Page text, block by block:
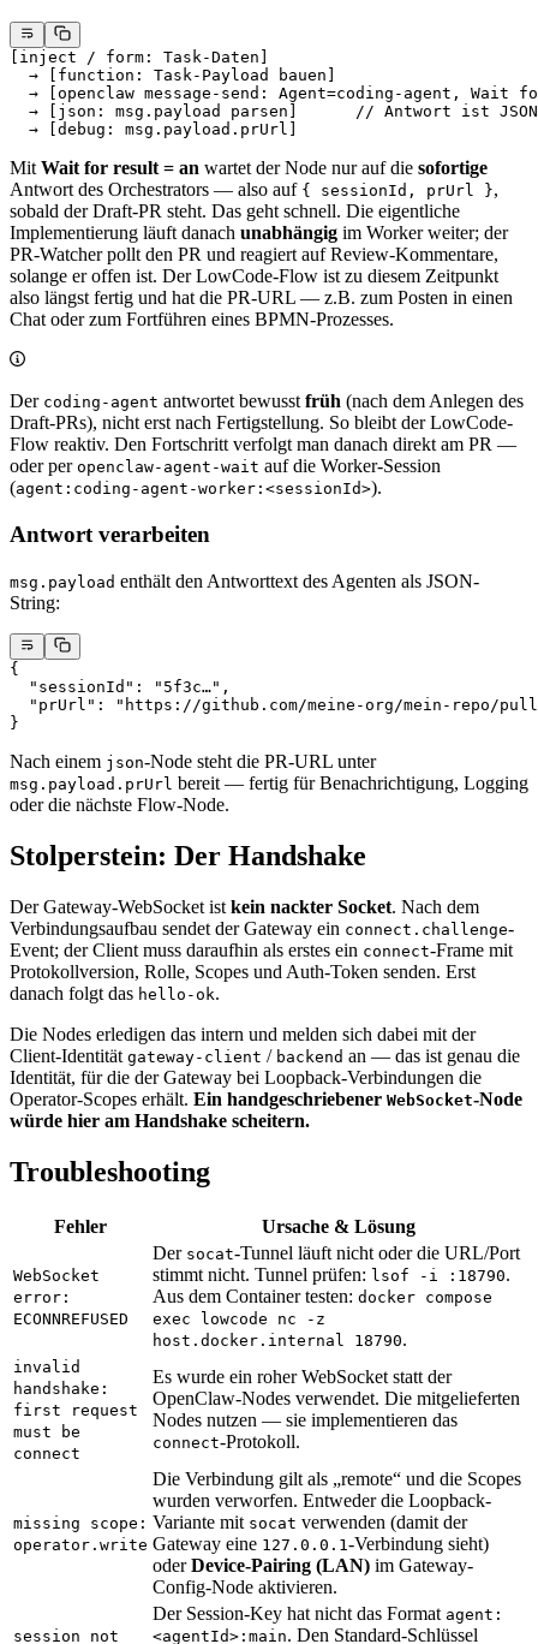
[inject / form: Task-Daten]
  → [function: Task-Payload bauen]
→ [openclaw message-send: Agent=coding-agent, Wait
→ [json: msg.payload parsen]      // Antwort ist
  → [debug: msg.payload.prUrl]
Mit Wait for result = an wartet der Node nur auf die sofortige
Antwort des Orchestrators — also auf { sessionId, prUrl },
sobald der Draft-PR steht. Das geht schnell. Die eigentliche
Implementierung läuft danach unabhängig im Worker weiter; der
PR-Watcher pollt den PR und reagiert auf Review-Kommentare,
solange er offen ist. Der LowCode-Flow ist zu diesem Zeitpunkt
also längst fertig und hat die PR-URL — z.B. zum Posten in einen
Chat oder zum Fortführen eines BPMN-Prozesses.
Der coding-agent antwortet bewusst früh (nach dem Anlegen des
Draft-PRs), nicht erst nach Fertigstellung. So bleibt der LowCode-
Flow reaktiv. Den Fortschritt verfolgt man danach direkt am PR —
oder per openclaw-agent-wait auf die Worker-Session
(agent:coding-agent-worker:<sessionId>).
Antwort verarbeiten
msg.payload enthält den Antworttext des Agenten als JSON-
String:
{
  "sessionId"
: "5f3c…" ,
  "prUrl"
:
"https://github.com/meine-org/mein-repo/
}
Nach einem json-Node steht die PR-URL unter
msg.payload.prUrl bereit — fertig für Benachrichtigung, Logging
oder die nächste Flow-Node.
Stolperstein: Der Handshake
Der Gateway-WebSocket ist kein nackter Socket. Nach dem
Verbindungsaufbau sendet der Gateway ein connect.challenge-
Event; der Client muss daraufhin als erstes ein connect-Frame mit
Protokollversion, Rolle, Scopes und Auth-Token senden. Erst
danach folgt das hello-ok.
Die Nodes erledigen das intern und melden sich dabei mit der
Client-Identität gateway-client / backend an — das ist genau die
Identität, für die der Gateway bei Loopback-Verbindungen die
Operator-Scopes erhält. Ein handgeschriebener WebSocket-Node
würde hier am Handshake scheitern.
Troubleshooting
Fehler Ursache & Lösung
WebSocket
error:
ECONNREFUSED
Der socat-Tunnel läuft nicht oder die URL/Port
stimmt nicht. Tunnel prüfen: lsof -i :18790.
Aus dem Container testen: docker compose
exec lowcode nc -z
host.docker.internal 18790.
invalid
handshake:
first request
must be
connect
Es wurde ein roher WebSocket statt der
OpenClaw-Nodes verwendet. Die mitgelieferten
Nodes nutzen — sie implementieren das
connect-Protokoll.
missing scope:
operator.write
Die Verbindung gilt als „remote“ und die Scopes
wurden verworfen. Entweder die Loopback-
Variante mit socat verwenden (damit der
Gateway eine 127.0.0.1 -Verbindung sieht)
oderDevice-Pairing (LAN) im Gateway-
Config-Node aktivieren.
session not
Der Session-Key hat nicht das Format agent:
<agentId>:main. Den Standard-Schlüssel